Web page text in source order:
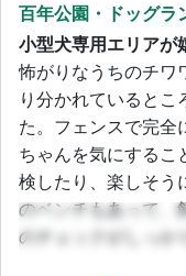
百年公園・ドッグラ
小型犬専用エリアが
怖がりなうちのチワ
り分かれているとこ
た。フェンスで完全
ちゃんを気にするこ
検したり、楽しそう
のベンチもあって、
のチェックがしっか
きるドッグランだ